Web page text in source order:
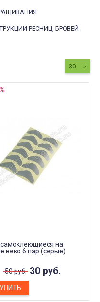
РЕСНИЦ, БРОВЕЙ
30
самоклеющиеся на
веко 6 пар (серые)
50 руб. 30 руб.